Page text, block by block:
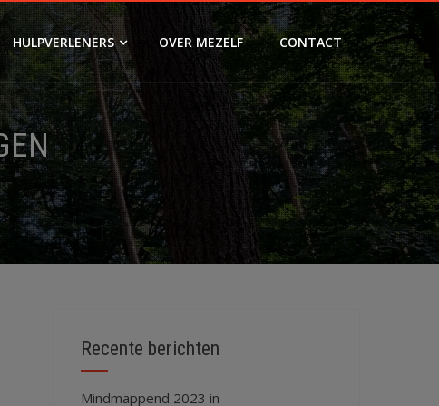
HULPVERLENERS OVER MEZELF CONTACT
Recente berichten
Mindmappend 2023 in